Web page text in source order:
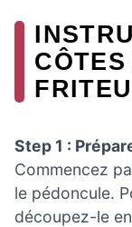
Step 1 :
Commencez
le pédoncule.
découpez-le